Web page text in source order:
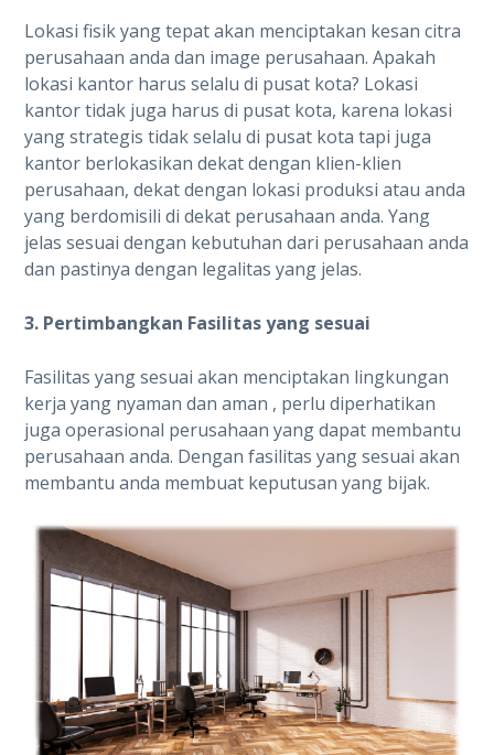
Lokasi fisik yang tepat akan menciptakan kesan citra
perusahaan anda dan image perusahaan. Apakah
lokasi kantor harus selalu di pusat kota? Lokasi
kantor tidak juga harus di pusat kota, karena lokasi
yang strategis tidak selalu di pusat kota tapi juga
kantor berlokasikan dekat dengan klien-klien
perusahaan, dekat dengan lokasi produksi atau anda
yang berdomisili di dekat perusahaan anda. Yang
jelas sesuai dengan kebutuhan dari perusahaan anda
dan pastinya dengan legalitas yang jelas.
3. Pertimbangkan Fasilitas yang sesuai
Fasilitas yang sesuai akan menciptakan lingkungan
kerja yang nyaman dan aman , perlu diperhatikan
juga operasional perusahaan yang dapat membantu
perusahaan anda. Dengan fasilitas yang sesuai akan
membantu anda membuat keputusan yang bijak.